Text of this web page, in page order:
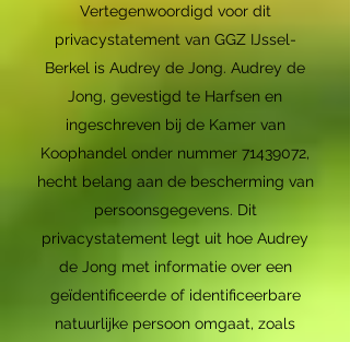
Vertegenwoordigd voor dit
privacystatement van GGZ IJssel-
Berkel is Audrey de Jong. Audrey de
Jong, gevestigd te Harfsen en
ingeschreven bij de Kamer van
Koophandel onder nummer 71439072,
hecht belang aan de bescherming van
persoonsgegevens. Dit
privacystatement legt uit hoe Audrey
de Jong met informatie over een
geïdentificeerde of identificeerbare
natuurlijke persoon omgaat, zoals